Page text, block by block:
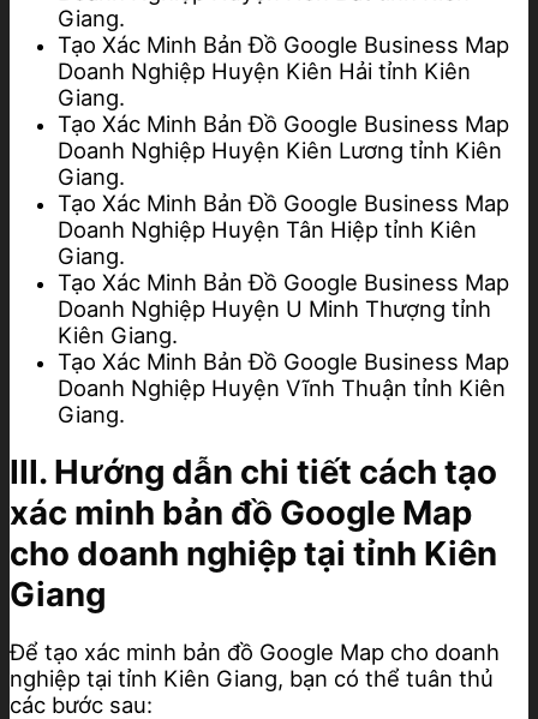
Giang.
Tạo Xác Minh Bản Đồ Google Business Map
Doanh Nghiệp Huyện Kiên Hải tỉnh Kiên
Giang.
Tạo Xác Minh Bản Đồ Google Business Map
Doanh Nghiệp Huyện Kiên Lương tỉnh Kiên
Giang.
Tạo Xác Minh Bản Đồ Google Business Map
Doanh Nghiệp Huyện Tân Hiệp tỉnh Kiên
Giang.
Tạo Xác Minh Bản Đồ Google Business Map
Doanh Nghiệp Huyện U Minh Thượng tỉnh
Kiên Giang.
Tạo Xác Minh Bản Đồ Google Business Map
Doanh Nghiệp Huyện Vĩnh Thuận tỉnh Kiên
Giang.
III. Hướng dẫn chi tiết cách tạo
xác minh bản đồ Google Map
cho doanh nghiệp tại tỉnh Kiên
Giang
Để tạo xác minh bản đồ Google Map cho doanh
nghiệp tại tỉnh Kiên Giang, bạn có thể tuân thủ
các bước sau: